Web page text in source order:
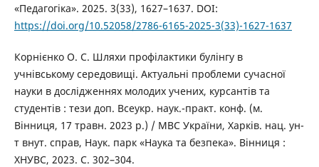
«Педагогіка». 2025. 3(33), 1627–1637. DOI:
https://doi.org/10.52058/2786-6165-2025-3(33)-1627-1637
Корнієнко О. С. Шляхи профілактики булінгу в
учнівському середовищі. Актуальні проблеми сучасної
науки в дослідженнях молодих учених, курсантів та
студентів : тези доп. Всеукр. наук.-практ. конф. (м.
Вінниця, 17 травн. 2023 р.) / МВС України, Харків. нац. ун-
т внут. справ, Наук. парк «Наука та безпека». Вінниця :
ХНУВС, 2023. С. 302–304.